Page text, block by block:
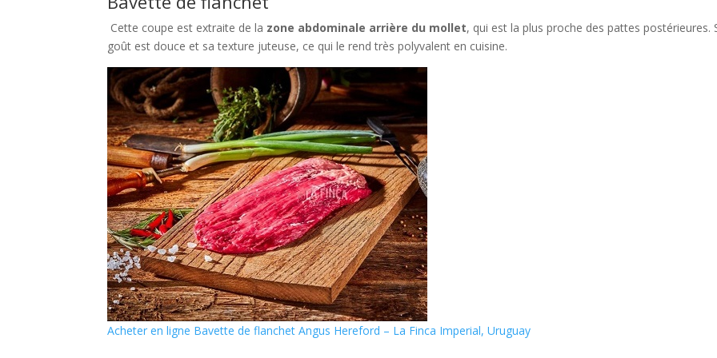
Cette coupe est extraite de la zone abdominale arrière du mollet, qui est la plus proche des pattes postérieures.
goût est douce et sa texture juteuse, ce qui le rend très polyvalent en cuisine.
Acheter en ligne Bavette de flanchet Angus Hereford – La Finca Imperial, Uruguay